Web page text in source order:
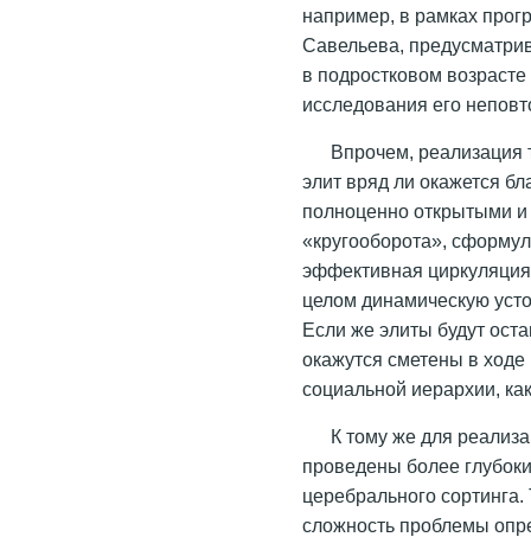
например, в рамках
Савельева,
в подростковом
исследования его
Впрочем,
элит вряд ли окажется
полноценно открытыми и
«кругооборота»,
эффективная
целом динамическую
Если же элиты будут
окажутся сметены в
социальной иерархии,
К тому же для
проведены более
церебрального
сложность проблемы